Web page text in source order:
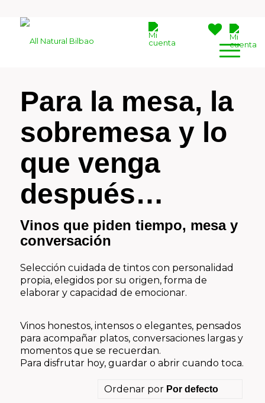
Para la mesa, la
sobremesa y lo
que venga
después…
Vinos que piden tiempo, mesa y
conversación
Selección cuidada de tintos con personalidad
propia, elegidos por su origen, forma de
elaborar y capacidad de emocionar.
Vinos honestos, intensos o elegantes, pensados
para acompañar platos, conversaciones largas y
momentos que se recuerdan.
Para disfrutar hoy, guardar o abrir cuando toca.
Ordenar por Por defecto